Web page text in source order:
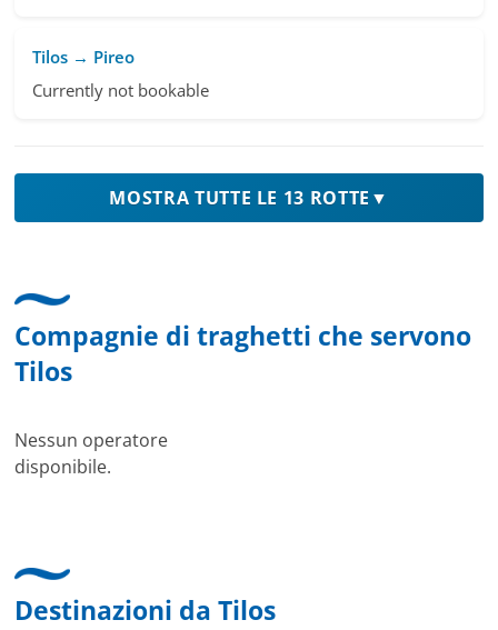
Tilos → Pireo
Currently not bookable
MOSTRA TUTTE LE 13 ROTTE ▼
Compagnie di traghetti che servono
Tilos
Nessun operatore
disponibile.
Destinazioni da Tilos